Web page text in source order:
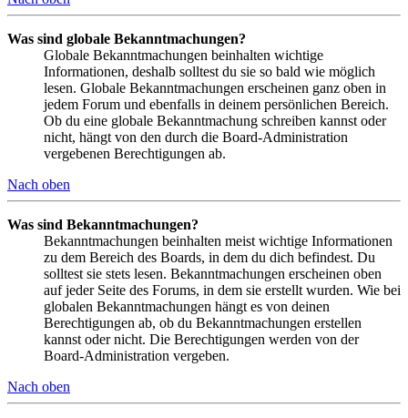
Was sind globale Bekanntmachungen?
Globale Bekanntmachungen beinhalten wichtige
Informationen, deshalb solltest du sie so bald wie möglich
lesen. Globale Bekanntmachungen erscheinen ganz oben in
jedem Forum und ebenfalls in deinem persönlichen Bereich.
Ob du eine globale Bekanntmachung schreiben kannst oder
nicht, hängt von den durch die Board-Administration
vergebenen Berechtigungen ab.
Nach oben
Was sind Bekanntmachungen?
Bekanntmachungen beinhalten meist wichtige Informationen
zu dem Bereich des Boards, in dem du dich befindest. Du
solltest sie stets lesen. Bekanntmachungen erscheinen oben
auf jeder Seite des Forums, in dem sie erstellt wurden. Wie bei
globalen Bekanntmachungen hängt es von deinen
Berechtigungen ab, ob du Bekanntmachungen erstellen
kannst oder nicht. Die Berechtigungen werden von der
Board-Administration vergeben.
Nach oben